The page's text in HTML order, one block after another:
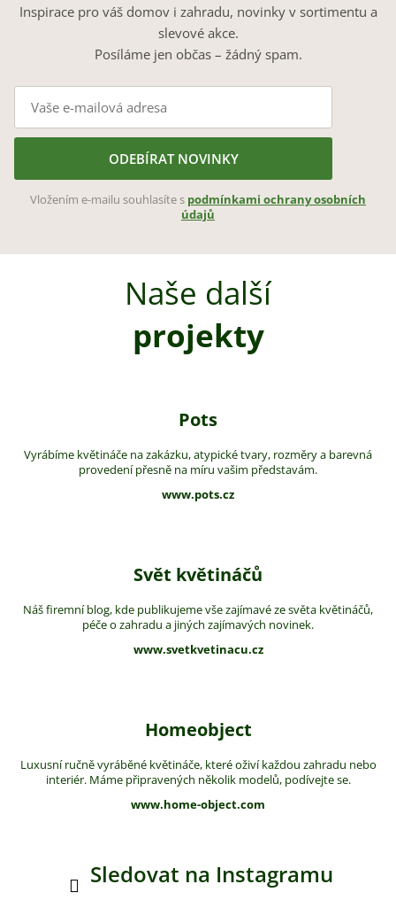
Inspirace pro váš domov i zahradu, novinky v sortimentu a
slevové akce.
Posíláme jen občas – žádný spam.
ODEBÍRAT NOVINKY
Vložením e-mailu souhlasíte s podmínkami ochrany osobních
údajů
Naše další
projekty
Pots
Vyrábíme květináče na zakázku, atypické tvary, rozměry a barevná
provedení přesně na míru vašim představám.
www.pots.cz
Svět květináčů
Náš firemní blog, kde publikujeme vše zajímavé ze světa květináčů,
péče o zahradu a jiných zajímavých novinek.
www.svetkvetinacu.cz
Homeobject
Luxusní ručně vyráběné květináče, které oživí každou zahradu nebo
interiér. Máme připravených několik modelů, podívejte se.
www.home-object.com
Sledovat na Instagramu